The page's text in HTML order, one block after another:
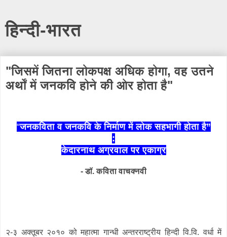
हिन्दी-भारत
"जिसमें जितना लोकपक्ष अधिक होगा, वह उतने
अर्थों में जनकवि होने की ओर होता है"
“जनकविता व जनकवि के निर्माण में लोक सहभागी होता है”
:
केदारनाथ अग्रवाल पर एकाग्र
- डॉ. कविता वाचक्नवी
२-३ अक्तूबर २०१० को महात्मा गान्धी अन्तरराष्ट्रीय हिन्दी वि.वि. वर्धा में